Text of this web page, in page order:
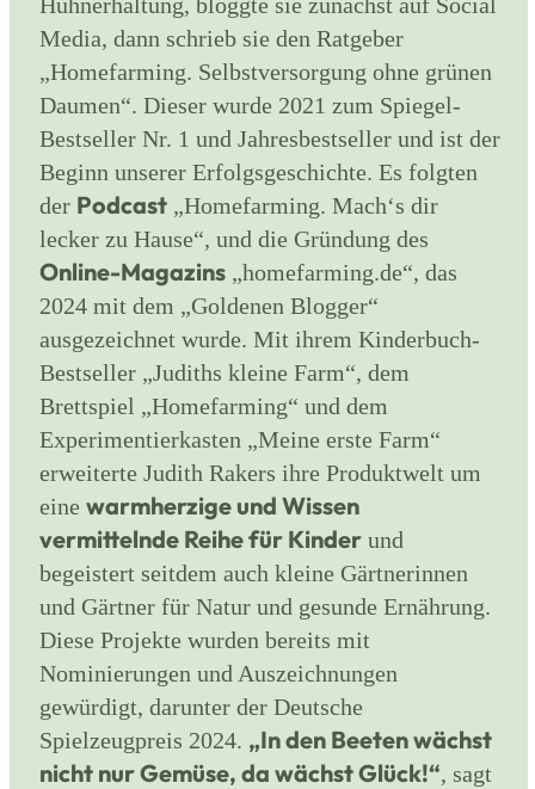
Media, dann schrieb sie den Ratgeber
„Homefarming. Selbstversorgung ohne grünen
Daumen“. Dieser wurde 2021 zum Spiegel-
Bestseller Nr. 1 und Jahresbestseller und ist der
Beginn unserer Erfolgsgeschichte. Es folgten
der Podcast „Homefarming. Mach‘s dir
lecker zu Hause“, und die Gründung des
Online-Magazins „homefarming.de“, das
2024 mit dem „Goldenen Blogger“
ausgezeichnet wurde. Mit ihrem Kinderbuch-
Bestseller „Judiths kleine Farm“, dem
Brettspiel „Homefarming“ und dem
Experimentierkasten „Meine erste Farm“
erweiterte Judith Rakers ihre Produktwelt um
eine warmherzige und Wissen
vermittelnde Reihe für Kinder und
begeistert seitdem auch kleine Gärtnerinnen
und Gärtner für Natur und gesunde Ernährung.
Diese Projekte wurden bereits mit
Nominierungen und Auszeichnungen
gewürdigt, darunter der Deutsche
Spielzeugpreis 2024. „In den Beeten wächst
nicht nur Gemüse, da wächst Glück!“, sagt